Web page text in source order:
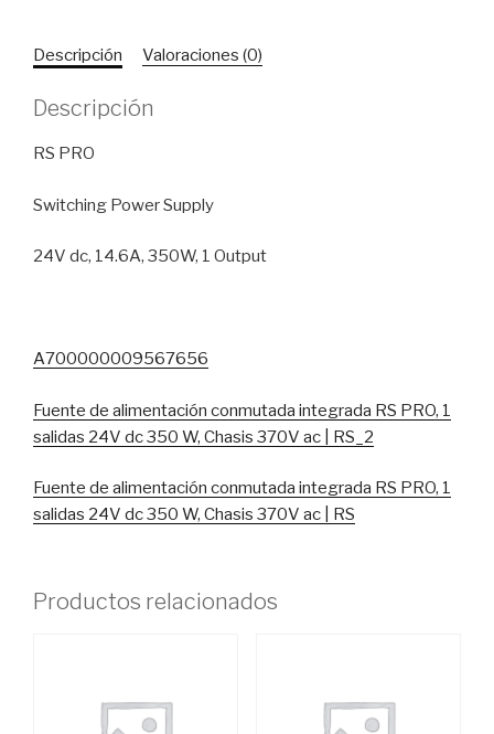
PRO,
salidas
24V
350
Chasis
RS
Descripción Valoraciones (0)
Descripción
RS PRO
Switching Power Supply
24V dc, 14.6A, 350W, 1 Output
A700000009567656
Fuente de alimentación conmutada integrada RS PRO, 1
salidas 24V dc 350 W, Chasis 370V ac | RS_2
Fuente de alimentación conmutada integrada RS PRO, 1
salidas 24V dc 350 W, Chasis 370V ac | RS
Productos relacionados